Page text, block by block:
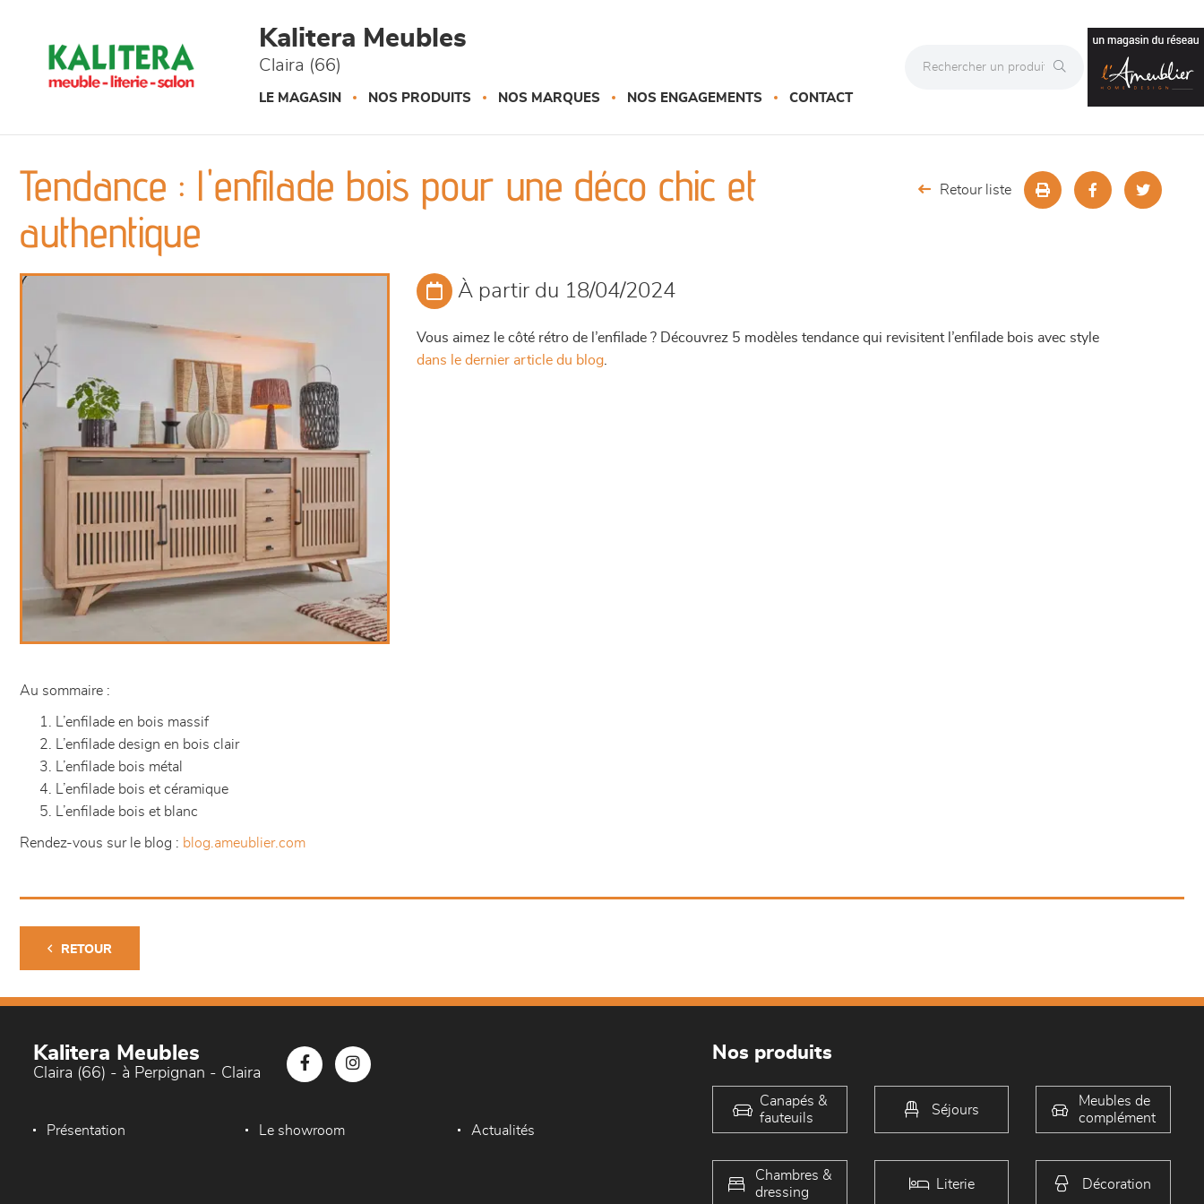
Kalitera Meubles
Claira (66)
LE MAGASIN NOS PRODUITS NOS MARQUES NOS ENGAGEMENTS CONTACT
Tendance : l'enfilade bois pour une déco chic et
authentique
Retour liste
À partir du 18/04/2024
Vous aimez le côté rétro de l’enfilade ? Découvrez 5 modèles tendance qui revisitent l’enfilade bois avec style
dans le dernier article du blog
Au sommaire :
L’enfilade en bois massif
L’enfilade design en bois clair
L’enfilade bois métal
L’enfilade bois et céramique
L’enfilade bois et blanc
Rendez-vous sur le blog : blog.ameublier.com
RETOUR
Kalitera Meubles
Claira (66) - à Perpignan - Claira
Présentation Le showroom Actualités
Nos produits
Canapés &
fauteuils
Séjours
Meubles de
complément
Chambres &
dressing
Literie Décoration